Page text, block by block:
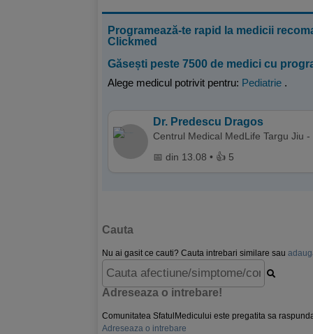
Programează-te rapid la medicii
Clickmed
Găsești peste 7500 de medici cu
Alege medicul potrivit pentru: Pediatrie .
Dr. Predescu Dragos
Centrul Medical MedLife Targu Jiu -
📅 din 13.08 • 👍 5
Cauta
Nu ai gasit ce cauti? Cauta intrebari similare sau
Adreseaza o intrebare!
Comunitatea SfatulMedicului este pregatita sa
Adreseaza o intrebare